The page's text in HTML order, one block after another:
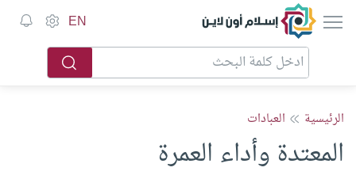
إسلام أون لاين EN
الرئيسية العبادات
المعتدة وأداء العمرة